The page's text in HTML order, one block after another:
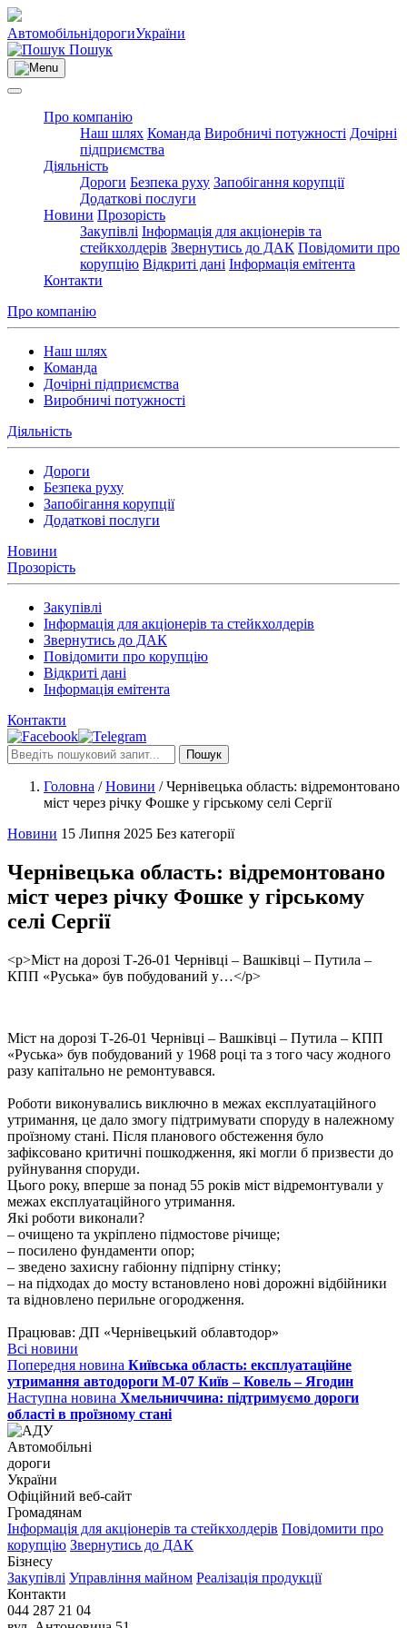
АвтомобільнідорогиУкраїни
Пошук
Про компанію
Наш шлях Команда Виробничі потужності Дочірні
підприємства
Діяльність
Дороги Безпека руху Запобігання корупції
Додаткові послуги
Новини Прозорість
Закупівлі Інформація для акціонерів та
стейкхолдерів Звернутись до ДАК Повідомити про
корупцію Відкриті дані Інформація емітента
Контакти
Про компанію
Наш шлях
Команда
Дочірні підприємства
Виробничі потужності
Діяльність
Дороги
Безпека руху
Запобігання корупції
Додаткові послуги
Новини
Прозорість
Закупівлі
Інформація для акціонерів та стейкхолдерів
Звернутись до ДАК
Повідомити про корупцію
Відкриті дані
Інформація емітента
Контакти
Пошук
Головна /Новини /Чернівецька область: відремонтовано
міст через річку Фошке у гірському селі Сергії
Новини 15 Липня 2025 Без категорії
Чернівецька область: відремонтовано
міст через річку Фошке у гірському
селі Сергії
<p>Міст на дорозі Т-26-01 Чернівці – Вашківці – Путила –
КПП «Руська» був побудований у…</p>
Міст на дорозі Т-26-01 Чернівці – Вашківці – Путила – КПП
«Руська» був побудований у 1968 році та з того часу жодного
разу капітально не ремонтувався.
Роботи виконувались виключно в межах експлуатаційного
утримання, це дало змогу підтримувати споруду в належному
проїзному стані. Після планового обстеження було
зафіксовано критичні пошкодження, які могли б призвести до
руйнування споруди.
Цього року, вперше за понад 55 років міст відремонтували у
межах експлуатаційного утримання.
Які роботи виконали?
– очищено та укріплено підмостове річище;
– посилено фундаменти опор;
– зведено захисну габіонну підпірну стінку;
– на підходах до мосту встановлено нові дорожні відбійники
та відновлено перильне огородження.
Працював: ДП «Чернівецький облавтодор»
Всі новини
Попередня новина Київська область: експлуатаційне
утримання автодороги М-07 Київ – Ковель – Ягодин
Наступна новина Хмельниччина: підтримуємо дороги
області в проїзному стані
Автомобільні
дороги
України
Офіційний веб‑сайт
Громадянам
Інформація для акціонерів та стейкхолдерів Повідомити про
корупцію Звернутись до ДАК
Бізнесу
Закупівлі Управління майном Реалізація продукції
Контакти
044 287 21 04